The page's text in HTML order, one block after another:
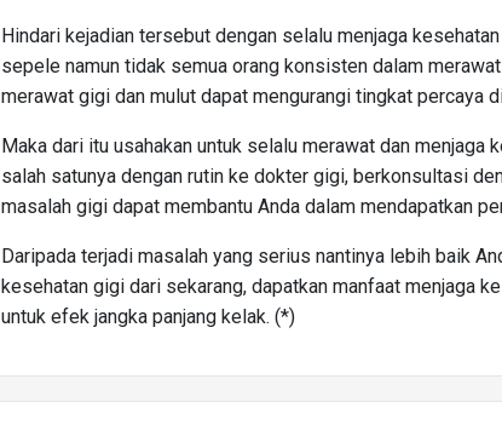
Hindari kejadian tersebut dengan selalu menjaga
sepele namun tidak semua orang konsisten dalam
merawat gigi dan mulut dapat mengurangi tingkat percaya
Maka dari itu usahakan untuk selalu merawat dan menjaga
salah satunya dengan rutin ke dokter gigi, berkonsultasi
masalah gigi dapat membantu Anda dalam mendapatkan
Daripada terjadi masalah yang serius nantinya lebih baik
kesehatan gigi dari sekarang, dapatkan manfaat menjaga
untuk efek jangka panjang kelak. (*)